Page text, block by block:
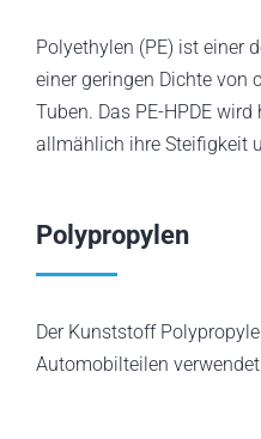
Polyethylen (PE) ist einer
einer geringen Dichte von
Tuben. Das PE-HPDE
allmählich ihre Steifigkeit
Polypropylen
Der Kunststoff
Automobilteilen